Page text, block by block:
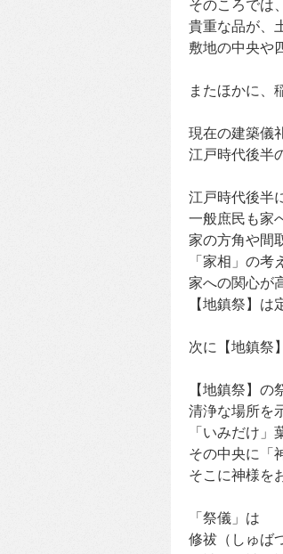
そのころでは
貴重な品が、
敷地の中央や
またほかに、
現在の建築儀
江戸時代後半
江戸時代後半
一般庶民も家
家の方角や間
「家相」の考
家への関心が
【地鎮祭】は
次に【地鎮祭
【地鎮祭】の
清浄な場所を
「いみだけ
その中央に「
そこに神様を
「祭儀」は
修祓（しゅば